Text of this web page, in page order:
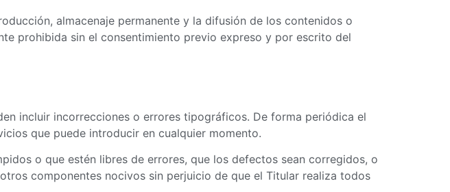
almacenaje permanente y la difusión de los contenidos o
prohibida sin el consentimiento previo expreso y por escrito del
incluir incorrecciones o errores tipográficos. De forma periódica el
que puede introducir en cualquier momento.
o que estén libres de errores, que los defectos sean corregidos, o
componentes nocivos sin perjuicio de que el Titular realiza todos